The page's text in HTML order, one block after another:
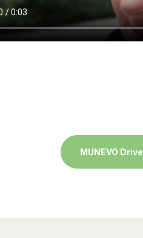
MUNEVO Drive